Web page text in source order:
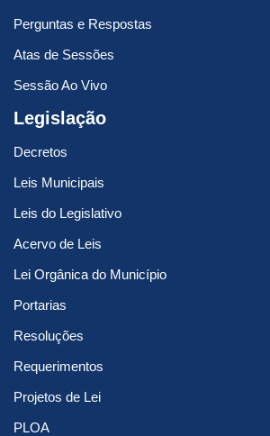
Perguntas e Respostas
Atas de Sessões
Sessão Ao Vivo
Legislação
Decretos
Leis Municipais
Leis do Legislativo
Acervo de Leis
Lei Orgânica do Município
Portarias
Resoluções
Requerimentos
Projetos de Lei
PLOA